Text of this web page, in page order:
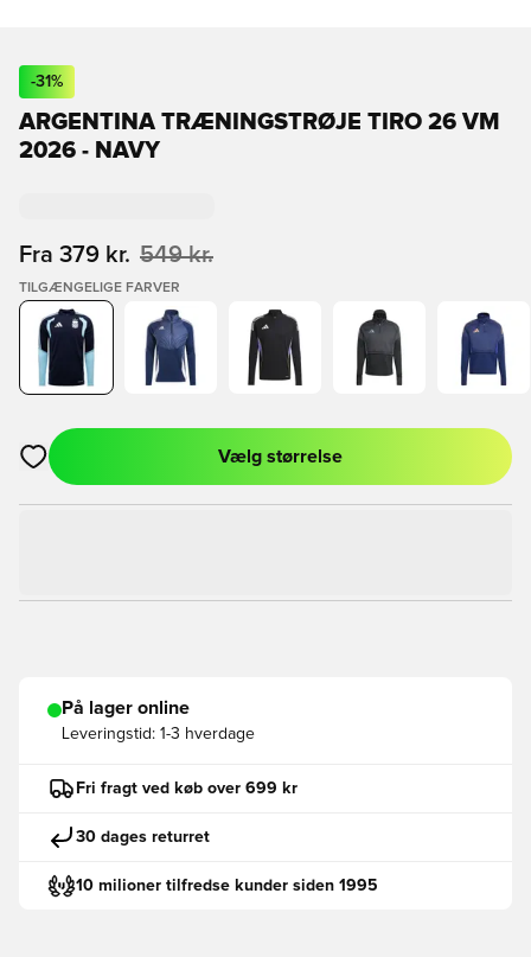
-31%
ARGENTINA TRÆNINGSTRØJE TIRO 26 VM
2026 - NAVY
Fra 379 kr. 549 kr.
TILGÆNGELIGE FARVER
Åbner en Modal til at logge ind eller tilmelde dig som medlem
Vælg størrelse
På lager online
Leveringstid: 1-3 hverdage
Fri fragt ved køb over 699 kr
30 dages returret
10 milioner tilfredse kunder siden 1995